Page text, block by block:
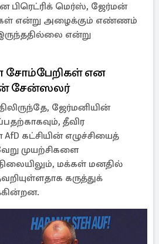
மெர்ஸ், ஜேர்மன்
என்று அழைக்கும் எண்ணம்
என்று
என
சேன்ஸலர்
ஜேர்மனியின்
தீவிர
கட்சியின் எழுச்சியைத்
முயற்சிகளை
மக்கள் மனதில்
கருத்துக்